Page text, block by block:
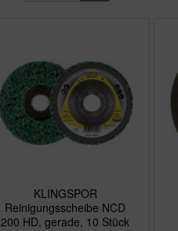
KLINGSPOR
Reinigungsscheibe NCD
200 HD, gerade, 10 Stück